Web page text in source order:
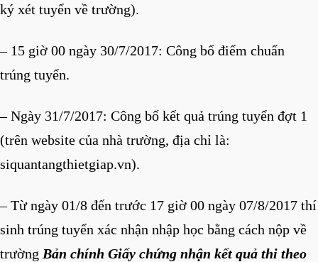
ký xét tuyển về trường).
– 15 giờ 00 ngày 30/7/2017: Công bố điểm chuẩn
trúng tuyển.
– Ngày 31/7/2017: Công bố kết quả trúng tuyển đợt 1
(trên website của nhà trường, địa chỉ là:
siquantangthietgiap.vn).
– Từ ngày 01/8 đến trước 17 giờ 00 ngày 07/8/2017 thí
sinh trúng tuyển xác nhận nhập học bằng cách nộp về
trường Bản chính Giấy chứng nhận kết quả thi theo